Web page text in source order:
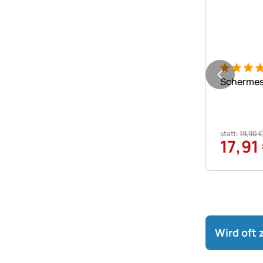
1
statt:19,90€
17,91
Wird oft